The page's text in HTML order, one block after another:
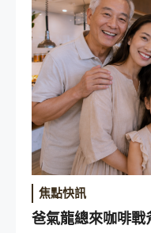
焦點快訊
爸氣龍總來咖啡